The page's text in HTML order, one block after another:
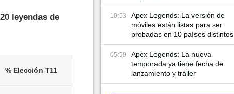
leyendas de
% Elección T11
10:53
Apex Legends: La versión de
móviles están listas para ser
probadas en 10 países distintos
05:59
Apex Legends: La nueva
temporada ya tiene fecha de
lanzamiento y tráiler